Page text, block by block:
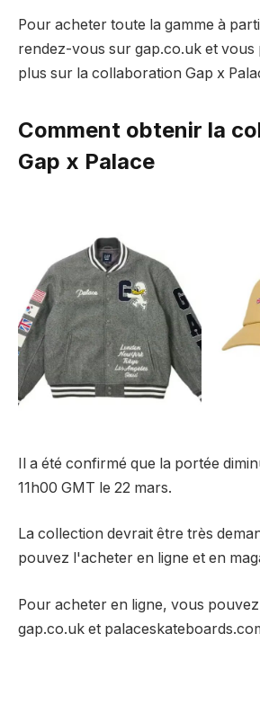
Pour acheter toute la gamme à
rendez-vous sur gap.co.uk et
plus sur la collaboration Gap x
Comment obtenir la
Gap x Palace
Il a été confirmé que la portée
11h00 GMT le 22 mars.
La collection devrait être très
pouvez l'acheter en ligne et en
Pour acheter en ligne, vous
gap.co.uk et